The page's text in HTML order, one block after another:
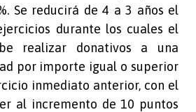
Se reducirá de 4 a 3 años el
durante los cuales el
realizar donativos a una
por importe igual o superior
inmediato anterior, con el
al incremento de 10 puntos